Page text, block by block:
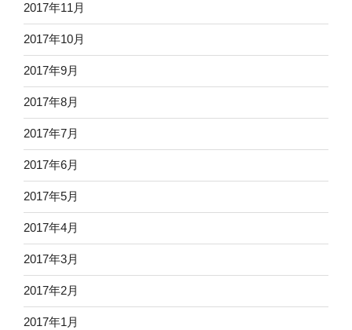
2017年11月
2017年10月
2017年9月
2017年8月
2017年7月
2017年6月
2017年5月
2017年4月
2017年3月
2017年2月
2017年1月